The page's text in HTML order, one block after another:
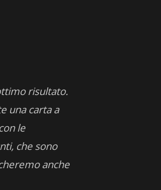
risultato.
una carta a
le
che sono
anche